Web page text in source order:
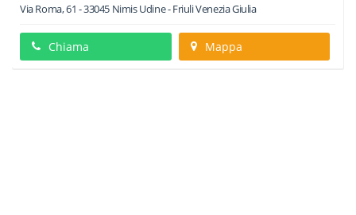
Via Roma, 61 -33045 NimisUdine -Friuli Venezia Giulia
Chiama Mappa